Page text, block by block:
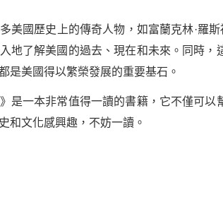
美國歷史上的傳奇人物，如富蘭克林·羅
地了解美國的過去、現在和未來。同時，
是美國得以繁榮發展的重要基石。
是一本非常值得一讀的書籍，它不僅可
和文化感興趣，不妨一讀。